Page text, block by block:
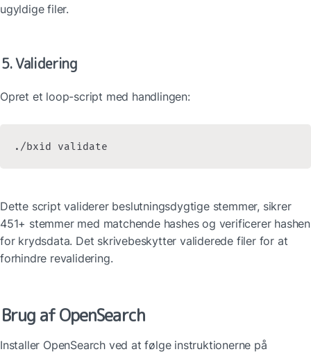
ugyldige filer.
5. Validering
Opret et loop-script med handlingen:
./bxid validate
Dette script validerer beslutningsdygtige stemmer, sikrer
451+ stemmer med matchende hashes og verificerer hashen
for krydsdata. Det skrivebeskytter validerede filer for at
forhindre revalidering.
Brug af OpenSearch